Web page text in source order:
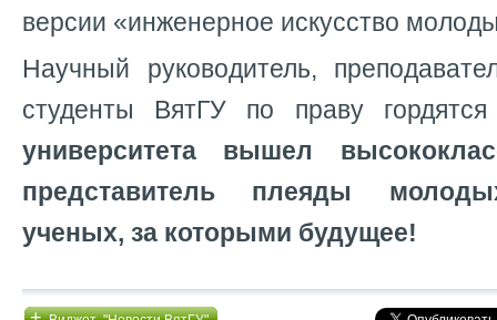
версии «инженерное искусство
Научный руководитель,
студенты ВятГУ по праву
университета вышел
представитель плеяды
ученых, за которыми будущее!